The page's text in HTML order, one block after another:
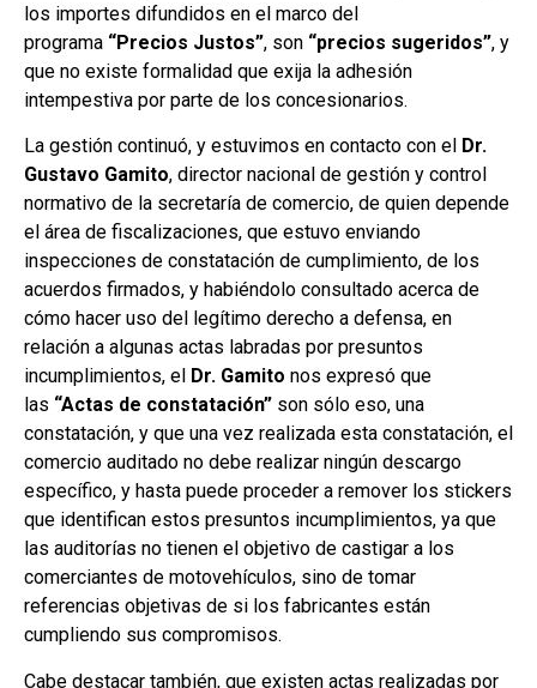
los importes difundidos en el marco del
programa “Precios Justos”, son “precios sugeridos”, y
que no existe formalidad que exija la adhesión
intempestiva por parte de los concesionarios.
La gestión continuó, y estuvimos en contacto con el Dr.
Gustavo Gamito, director nacional de gestión y control
normativo de la secretaría de comercio, de quien depende
el área de fiscalizaciones, que estuvo enviando
inspecciones de constatación de cumplimiento, de los
acuerdos firmados, y habiéndolo consultado acerca de
cómo hacer uso del legítimo derecho a defensa, en
relación a algunas actas labradas por presuntos
incumplimientos, el Dr. Gamito nos expresó que
las “Actas de constatación” son sólo eso, una
constatación, y que una vez realizada esta constatación, el
comercio auditado no debe realizar ningún descargo
específico, y hasta puede proceder a remover los stickers
que identifican estos presuntos incumplimientos, ya que
las auditorías no tienen el objetivo de castigar a los
comerciantes de motovehículos, sino de tomar
referencias objetivas de si los fabricantes están
cumpliendo sus compromisos.
Cabe destacar también, que existen actas realizadas por